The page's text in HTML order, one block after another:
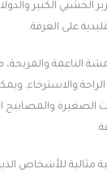
الخشبي الكبير
على الغرفة.
الناعمة والمريحة،
والاسترخاء.
الصغيرة والمصابيح
مثالية للأشخاص